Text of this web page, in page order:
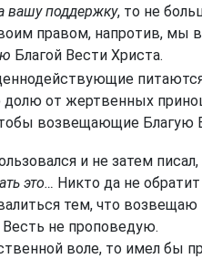
вашу поддержку, то не
правом, напротив, мы
Благой Вести Христа.
от жертвенных
возвещающие Благую
и не затем
это… Никто да не
тем, что возвещаю
Весть не проповедую.
воле, то имел бы